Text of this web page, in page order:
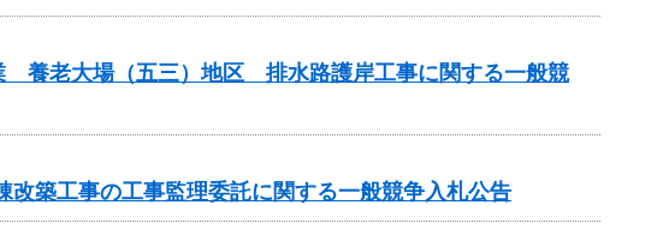
養老大場（五三）地区 排水路護岸工事に関する一般競
改築工事の工事監理委託に関する一般競争入札公告